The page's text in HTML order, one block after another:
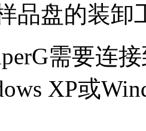
品盘的装卸
需要连
XP或